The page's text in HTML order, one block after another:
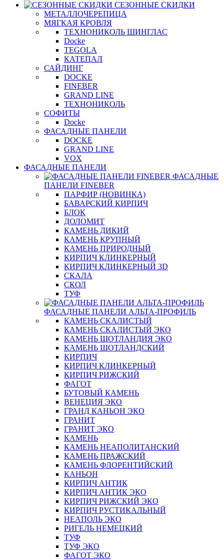
СЕЗОННЫЕ СКИДКИ
МЕТАЛЛОЧЕРЕПИЦА
МЯГКАЯ КРОВЛЯ
ТЕХНОНИКОЛЬ ШИНГЛАС
Docke
TEGOLA
КАТЕПАЛ
САЙДИНГ
DOCKE
FINEBER
GRAND LINE
ТЕХНОНИКОЛЬ
СОФИТЫ
Docke
ФАСАДНЫЕ ПАНЕЛИ
DOCKE
GRAND LINE
VOX
ФАСАДНЫЕ ПАНЕЛИ
ФАСАДНЫЕ
ПАНЕЛИ FINEBER
ПАРФИР (НОВИНКА)
БАВАРСКИЙ КИРПИЧ
БЛОК
ДОЛОМИТ
КАМЕНЬ ДИКИЙ
КАМЕНЬ КРУПНЫЙ
КАМЕНЬ ПРИРОДНЫЙ
КИРПИЧ КЛИНКЕРНЫЙ
КИРПИЧ КЛИНКЕРНЫЙ 3D
СКАЛА
СКОЛ
ТУФ
ФАСАДНЫЕ ПАНЕЛИ АЛЬТА-ПРОФИЛЬ
КАМЕНЬ СКАЛИСТЫЙ
КАМЕНЬ СКАЛИСТЫЙ ЭКО
КАМЕНЬ ШОТЛАНДИЯ ЭКО
КАМЕНЬ ШОТЛАНДСКИЙ
КИРПИЧ
КИРПИЧ КЛИНКЕРНЫЙ
КИРПИЧ РИЖСКИЙ
ФАГОТ
БУТОВЫЙ КАМЕНЬ
ВЕНЕЦИЯ ЭКО
ГРАНД КАНЬОН ЭКО
ГРАНИТ
ГРАНИТ ЭКО
КАМЕНЬ
КАМЕНЬ НЕАПОЛИТАНСКИЙ
КАМЕНЬ ПРАЖСКИЙ
КАМЕНЬ ФЛОРЕНТИЙСКИЙ
КАНЬОН
КИРПИЧ АНТИК
КИРПИЧ АНТИК ЭКО
КИРПИЧ РИЖСКИЙ ЭКО
КИРПИЧ РУСТИКАЛЬНЫЙ
НЕАПОЛЬ ЭКО
РИГЕЛЬ НЕМЕЦКИЙ
ТУФ
ТУФ ЭКО
ФАГОТ ЭКО